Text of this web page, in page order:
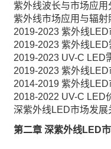
紫外线波长与市场应用
紫外线市场应用与辐射
2019-2023 紫外线
2019-2023 紫外线
2019-2023 UV-C LED
2019-2023 紫外线LED
2014-2019 紫外线
2018-2022 UV-C LED
深紫外线LED市场发展
第二章 深紫外线LED